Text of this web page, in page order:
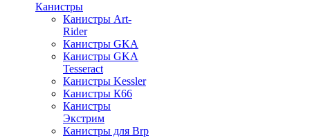
Канистры
Канистры Art-
Rider
Канистры GKA
Канистры GKA
Tesseract
Канистры Kessler
Канистры К66
Канистры
Экстрим
Канистры для Brp